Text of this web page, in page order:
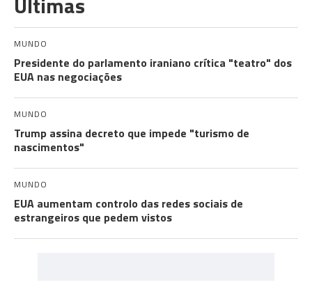
MUNDO
Presidente do parlamento iraniano crítica "teatro" dos
EUA nas negociações
MUNDO
Trump assina decreto que impede "turismo de
nascimentos"
MUNDO
EUA aumentam controlo das redes sociais de
estrangeiros que pedem vistos